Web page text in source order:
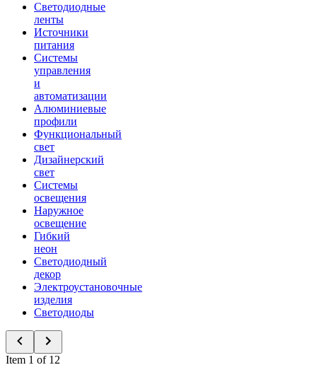
Светодиодные
ленты
Источники
питания
Системы
управления
и
автоматизации
Алюминиевые
профили
Функциональный
свет
Дизайнерский
свет
Системы
освещения
Наружное
освещение
Гибкий
неон
Светодиодный
декор
Электроустановочные
изделия
Светодиоды
Item 1 of 12